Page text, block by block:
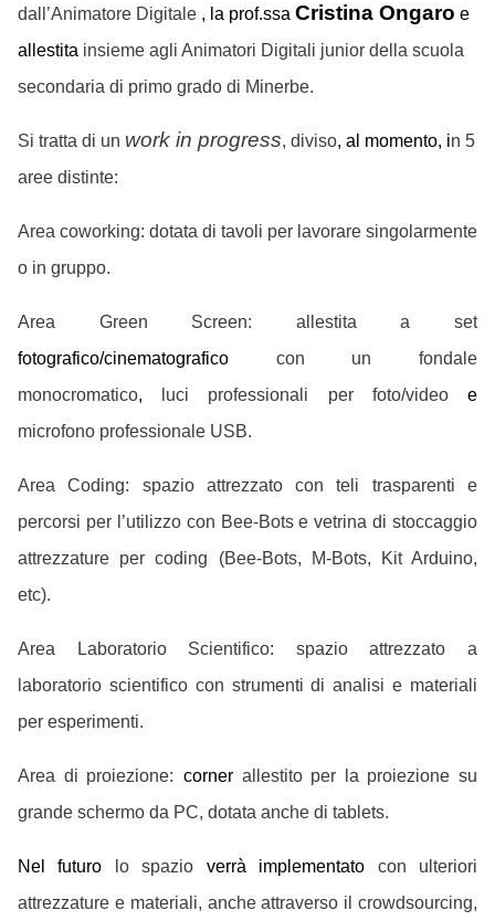
dall’Animatore Digitale , la prof.ssa Cristina Ongaro e
allestita insieme agli Animatori Digitali junior della scuola
secondaria di primo grado di Minerbe.
Si tratta di un work in progress, diviso, al momento, in 5
aree distinte:
Area coworking: dotata di tavoli per lavorare singolarmente
o in gruppo.
Area Green Screen: allestita a set
fotografico/cinematografico con un fondale
monocromatico, luci professionali per foto/videoe
microfono professionale USB.
Area Coding: spazio attrezzato con teli trasparenti e
percorsi per l’utilizzo con Bee-Bots e vetrina di stoccaggio
attrezzature per coding (Bee-Bots, M-Bots, Kit Arduino,
etc).
Area Laboratorio Scientifico: spazio attrezzato a
laboratorio scientifico con strumenti di analisi e materiali
per esperimenti.
Area di proiezione: corner allestito per la proiezione su
grande schermo da PC, dotata anche di tablets.
Nel futuro lo spazio verrà implementato con ulteriori
attrezzature e materiali, anche attraverso il crowdsourcing,